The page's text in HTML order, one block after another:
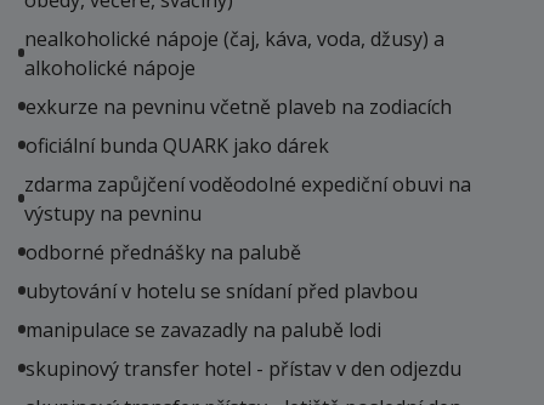
nealkoholické nápoje (čaj, káva, voda, džusy) a
alkoholické nápoje
exkurze na pevninu včetně plaveb na zodiacích
oficiální bunda QUARK jako dárek
zdarma zapůjčení voděodolné expediční obuvi na
výstupy na pevninu
odborné přednášky na palubě
ubytování v hotelu se snídaní před plavbou
manipulace se zavazadly na palubě lodi
skupinový transfer hotel - přístav v den odjezdu